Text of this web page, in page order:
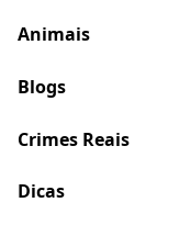
Animais
Blogs
Crimes Reais
Dicas